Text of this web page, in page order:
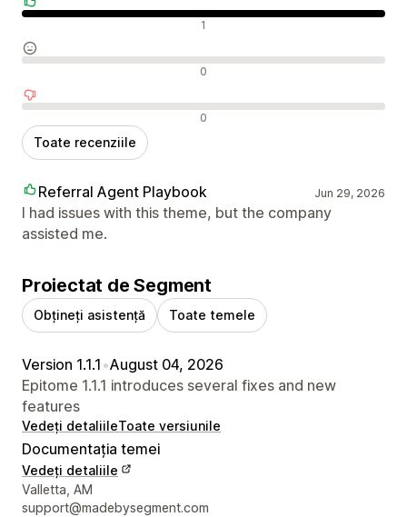
1
0
0
Toate recenziile
Referral Agent Playbook Jun 29, 2026
I had issues with this theme, but the company
assisted me.
Proiectat de Segment
Obțineți asistență Toate temele
Version 1.1.1 •August 04, 2026
Epitome 1.1.1 introduces several fixes and new
features
Vedeți detaliileToate versiunile
Documentația temei
Vedeți detaliile
Detaliile de contact ale designerului
Valletta, AM
support@madebysegment.com